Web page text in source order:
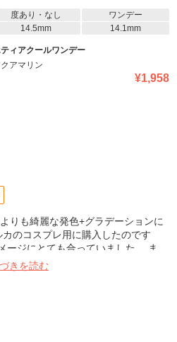
度あり・なし
ワンデー
14.5mm
14.1mm
ィアクールワンデー
アマリン
¥1,958
りも綺麗な発色+グラデーションに
のコスプレ用に購入したのです
ージにとても合っていました。 ま
め痛みやトラブルなど不安だったの
を楽しめました。 発送、対応も迅速
きを読む